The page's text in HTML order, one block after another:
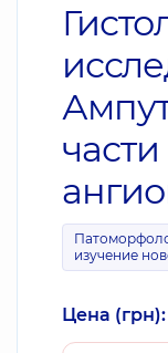
изучение
Цена (грн):